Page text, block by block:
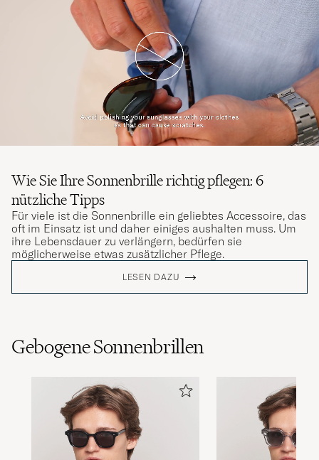
Wie Sie Ihre Sonnenbrille richtig pflegen: 6
nützliche Tipps
Für viele ist die Sonnenbrille ein geliebtes Accessoire, das
oft im Einsatz ist und daher einiges aushalten muss. Um
ihre Lebensdauer zu verlängern, bedürfen sie
möglicherweise etwas zusätzlicher Pflege.
LESEN DAZU
Gebogene Sonnenbrillen